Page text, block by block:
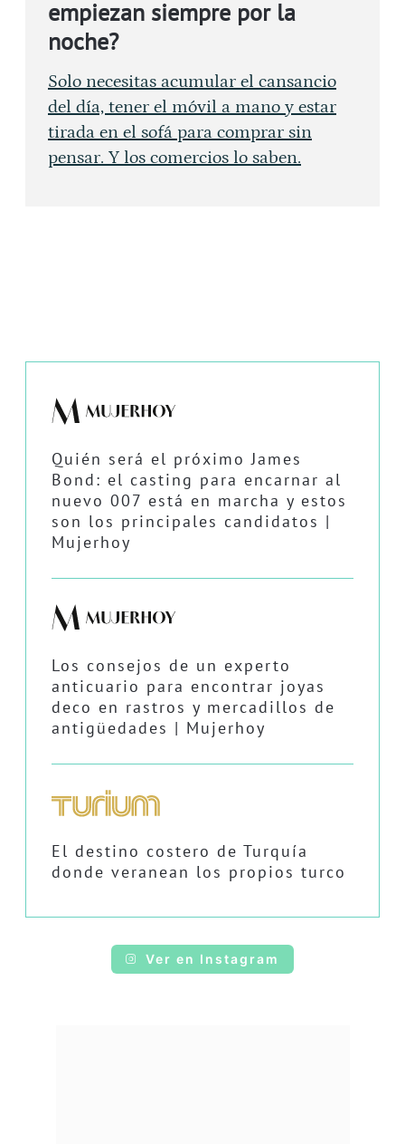
empiezan siempre por la
noche?
Solo necesitas acumular el cansancio
del día, tener el móvil a mano y estar
tirada en el sofá para comprar sin
pensar. Y los comercios lo saben.
Quién será el próximo James
Bond: el casting para encarnar al
nuevo 007 está en marcha y estos
son los principales candidatos |
Mujerhoy
Los consejos de un experto
anticuario para encontrar joyas
deco en rastros y mercadillos de
antigüedades | Mujerhoy
El destino costero de Turquía
donde veranean los propios turco
Ver en Instagram